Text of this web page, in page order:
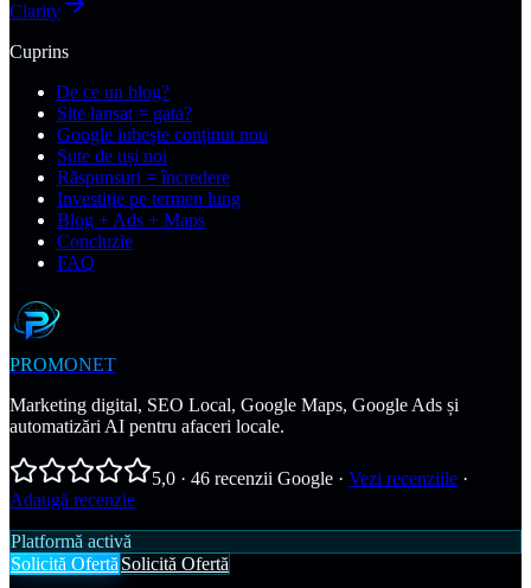
Clarity
Cuprins
De ce un blog?
Site lansat = gata?
Google iubește conținut nou
Sute de uși noi
Răspunsuri = încredere
Investiție pe termen lung
Blog + Ads + Maps
Concluzie
FAQ
PROMONET
Marketing digital, SEO Local, Google Maps, Google Ads și
automatizări AI pentru afaceri locale.
5,0 · 46 recenzii Google · Vezi recenziile ·
Adaugă recenzie
Platformă activă
Solicită OfertăSolicită Ofertă